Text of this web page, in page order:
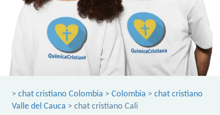
> chat cristiano Colombia > Colombia > chat cristiano
Valle del Cauca > chat cristiano Cali